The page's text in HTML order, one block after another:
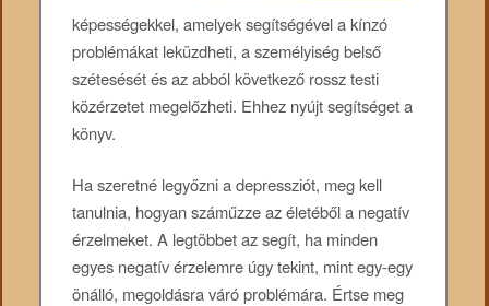
képességekkel, amelyek segítségével a kínzó
problémákat leküzdheti, a személyiség belső
szétesését és az abból következő rossz testi
közérzetet megelőzheti. Ehhez nyújt segítséget a
könyv.
Ha szeretné legyőzni a depressziót, meg kell
tanulnia, hogyan száműzze az életéből a negatív
érzelmeket. A legtöbbet az segít, ha minden
egyes negatív érzelemre úgy tekint, mint egy-egy
önálló, megoldásra váró problémára. Értse meg